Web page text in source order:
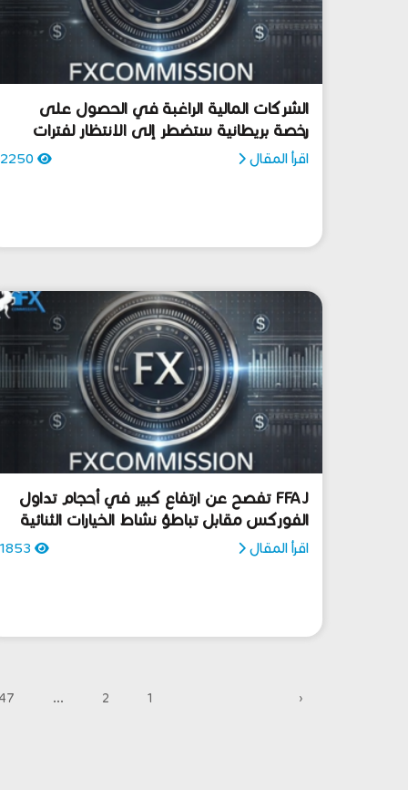
الشركات المالية الراغبة في الحصول على
رخصة بريطانية ستضطر إلى الانتظار لفترات
أطول
اقرأ المقال
FFAJ تفصح عن ارتفاع كبير في أحجام تداول
الفوركس مقابل تباطؤ نشاط الخيارات الثنائية
اقرأ المقال
‹
1
2
...